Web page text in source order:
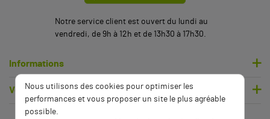
Notre service client est ouvert du lundi au
vendredi, de 9h à 12h et de 13h30 à 17h30.
Informations
Votre compte
Nous utilisons des cookies pour optimiser les
performances et vous proposer un site le plus agréable
possible.